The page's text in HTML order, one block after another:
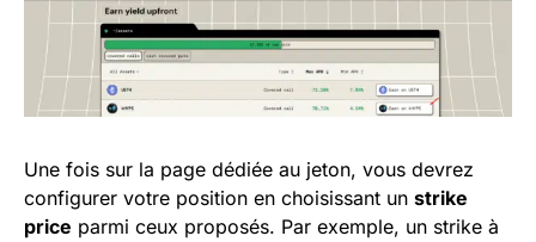
Une fois sur la page dédiée au jeton, vous devrez
configurer votre position en choisissant un strike
price parmi ceux proposés. Par exemple, un strike à